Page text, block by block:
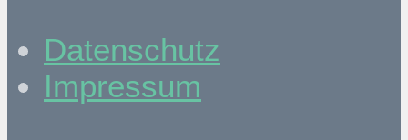
Datenschutz
Impressum